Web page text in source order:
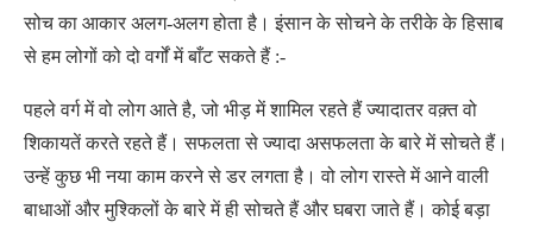
सोच का आकार अलग-अलग होता है। इंसान के सोचने के तरीके के हिसाब
से हम लोगों को दो वर्गों में बाँट सकते हैं :-
पहले वर्ग में वो लोग आते है, जो भीड़ में शामिल रहते हैं ज्यादातर वक़्त वो
शिकायतें करते रहते हैं। सफलता से ज्यादा असफलता के बारे में सोचते हैं।
उन्हें कुछ भी नया काम करने से डर लगता है। वो लोग रास्ते में आने वाली
बाधाओं और मुश्किलों के बारे में ही सोचते हैं और घबरा जाते हैं। कोई बड़ा